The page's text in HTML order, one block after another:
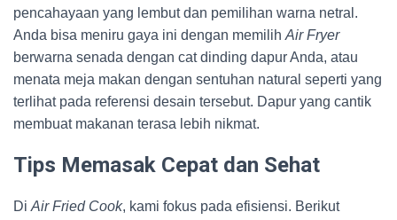
pencahayaan yang lembut dan pemilihan warna netral.
Anda bisa meniru gaya ini dengan memilih Air Fryer
berwarna senada dengan cat dinding dapur Anda, atau
menata meja makan dengan sentuhan natural seperti yang
terlihat pada referensi desain tersebut. Dapur yang cantik
membuat makanan terasa lebih nikmat.
Tips Memasak Cepat dan Sehat
Di Air Fried Cook, kami fokus pada efisiensi. Berikut